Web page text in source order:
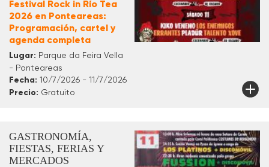
Festival Rock in Río Tea
2026 en Ponteareas:
Programación, cartel y
agenda completa
Lugar: Parque da Feira Vella
- Ponteareas
Fecha: 10/7/2026 - 11/7/2026
Precio: Gratuito
GASTRONOMÍA,
FIESTAS, FERIAS Y
MERCADOS